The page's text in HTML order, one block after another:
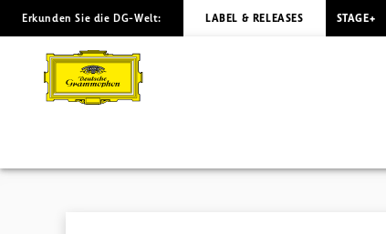
MOUNT
|
Erkunden Sie die DG-Welt: LABEL & RELEASES STAGE+